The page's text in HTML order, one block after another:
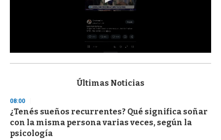
s
d
s
o
f
3
Últimas Noticias
08:00
¿Tenés sueños recurrentes? Qué significa soñar
con la misma persona varias veces, según la
psicología